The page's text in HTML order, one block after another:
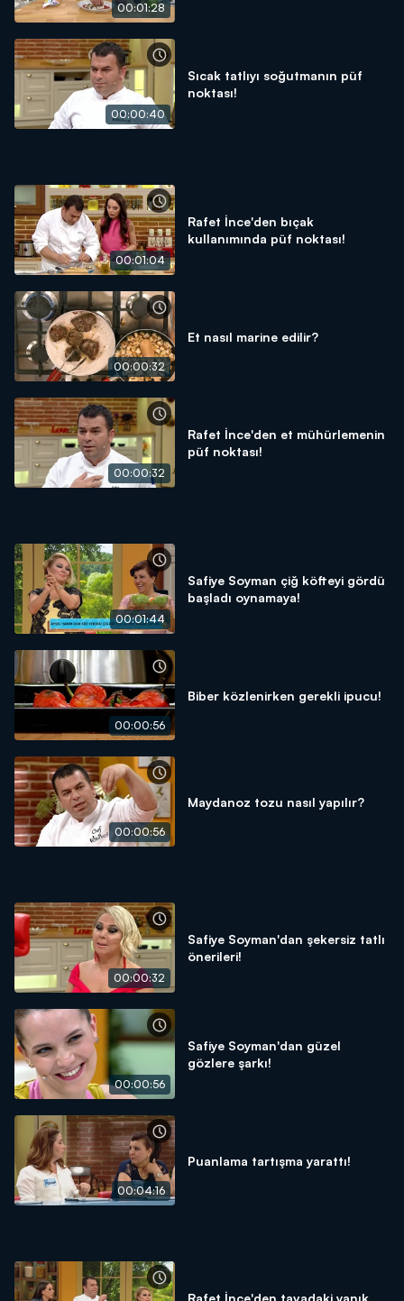
00:01:28
00:00:40
Sıcak tatlıyı soğutmanın püf
noktası!
00:01:04
Rafet İnce'den bıçak
kullanımında püf noktası!
00:00:32
Et nasıl marine edilir?
00:00:32
Rafet İnce'den et mühürlemenin
püf noktası!
00:01:44
Safiye Soyman çiğ köfteyi gördü
başladı oynamaya!
00:00:56
Biber közlenirken gerekli ipucu!
00:00:56
Maydanoz tozu nasıl yapılır?
00:00:32
Safiye Soyman'dan şekersiz tatlı
önerileri!
00:00:56
Safiye Soyman'dan güzel
gözlere şarkı!
00:04:16
Puanlama tartışma yarattı!
Rafet İnce'den tavadaki yanık